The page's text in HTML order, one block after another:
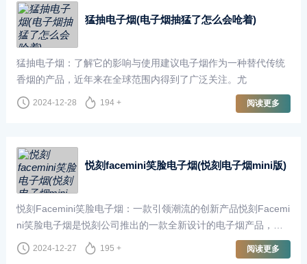
猛抽电子烟(电子烟抽猛了怎么会呛着)
猛抽电子烟：了解它的影响与使用建议电子烟作为一种替代传统
香烟的产品，近年来在全球范围内得到了广泛关注。尤
2024-12-28 194 + 阅读更多
悦刻facemini笑脸电子烟(悦刻电子烟mini版)
悦刻Facemini笑脸电子烟：一款引领潮流的创新产品悦刻Facemi
ni笑脸电子烟是悦刻公司推出的一款全新设计的电子烟产品，以
其独特的外观、创新的功能和高效的使用体验，迅速成为市场上
的热销产
2024-12-27 195 + 阅读更多